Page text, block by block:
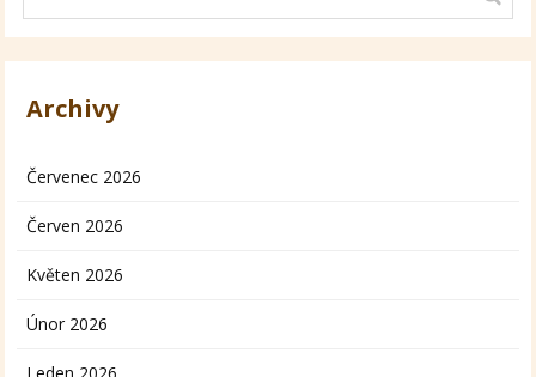
Archivy
Červenec 2026
Červen 2026
Květen 2026
Únor 2026